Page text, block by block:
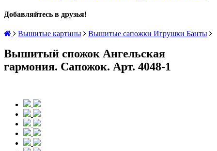
Добавляйтесь в друзья!
Вышитые картины Вышитые сапожки Игрушки Банты
Вышитый спожок Ангельская
гармония. Сапожок. Арт. 4048-1